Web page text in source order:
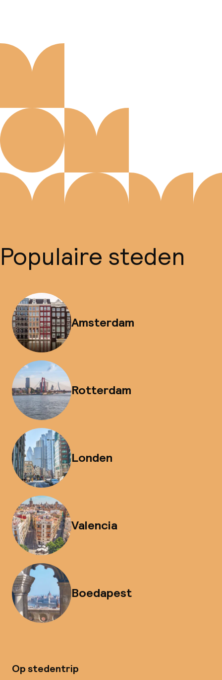
Populaire steden
Amsterdam
Rotterdam
Londen
Valencia
Boedapest
Op stedentrip